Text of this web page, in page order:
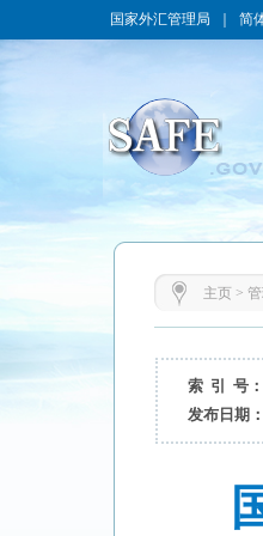
国家外汇管理局 简
主页>
索 引 号：
发布日期：